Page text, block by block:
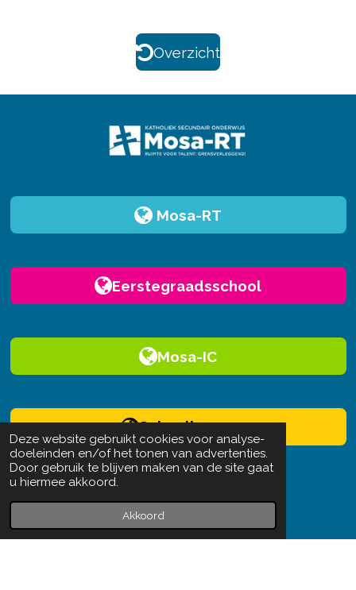
Deze website gebruikt cookies voor analyse-
doeleinden en/of het tonen van advertenties.
Door gebruik te blijven maken van de site gaat
u hiermee akkoord.
Akkoord
Overzicht
Mosa-RT
Eerstegraadsschool
Mosa-IC
Schoolhouse
F
I
Y
L